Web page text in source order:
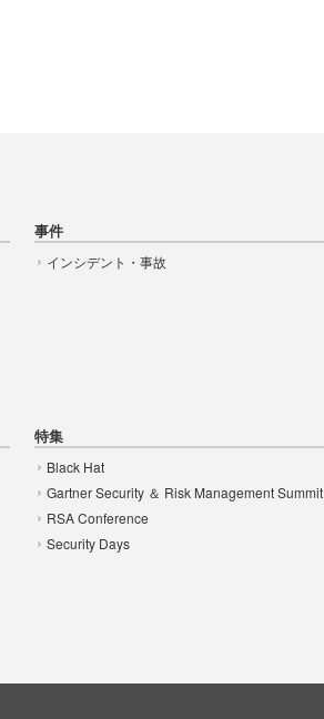
事件
インシデント・事故
特集
Black Hat
Gartner Security ＆ Risk Management Summit
RSA Conference
Security Days